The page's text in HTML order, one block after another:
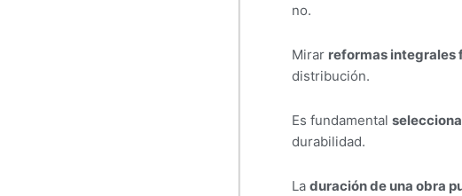
no.
Mirar reformas integrales
distribución.
Es fundamental
durabilidad.
La duración de una obra